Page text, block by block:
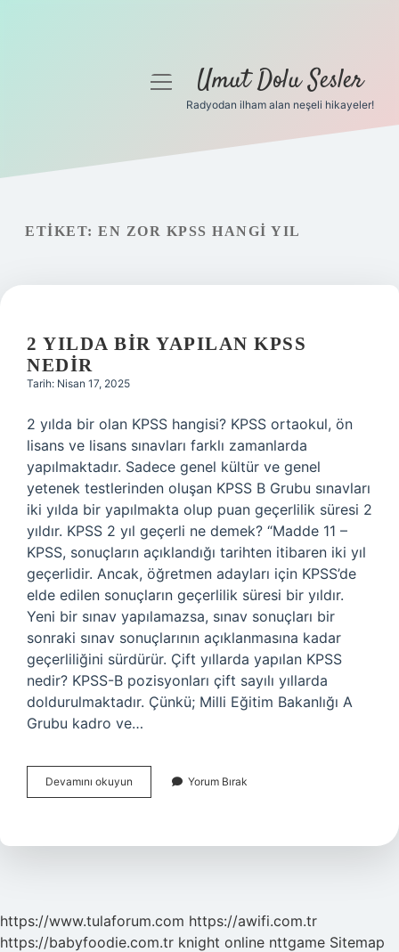
Gizlilik Politikası
menüyüUmut Dolu Sesler
Radyodan ilham alan neşeli hikayeler!
ETIKET: EN ZOR KPSS HANGI YIL
2 YILDA BIR YAPILAN KPSS
NEDIR
Tarih: Nisan 17, 2025
2 yılda bir olan KPSS hangisi? KPSS ortaokul, ön
lisans ve lisans sınavları farklı zamanlarda
yapılmaktadır. Sadece genel kültür ve genel
yetenek testlerinden oluşan KPSS B Grubu sınavları
iki yılda bir yapılmakta olup puan geçerlilik süresi 2
yıldır. KPSS 2 yıl geçerli ne demek? “Madde 11 –
KPSS, sonuçların açıklandığı tarihten itibaren iki yıl
geçerlidir. Ancak, öğretmen adayları için KPSS’de
elde edilen sonuçların geçerlilik süresi bir yıldır.
Yeni bir sınav yapılamazsa, sınav sonuçları bir
sonraki sınav sonuçlarının açıklanmasına kadar
geçerliliğini sürdürür. Çift yıllarda yapılan KPSS
nedir? KPSS-B pozisyonları çift sayılı yıllarda
doldurulmaktadır. Çünkü; Milli Eğitim Bakanlığı A
Grubu kadro ve…
Devamını okuyun
Yılda
Kpss
Yorum Bırak
https://www.tulaforum.com https://awifi.com.tr
https://babyfoodie.com.tr knight online nttgame Sitemap